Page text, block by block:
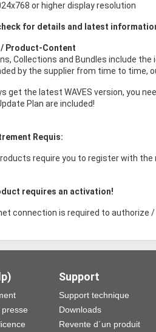
or higher display resolution
for details and latest
/ Product-Content
Collections and Bundles include
by the supplier from time to time,
get the latest WAVES version, you
Plan are included!
Requis:
require you to register with
requires an activation!
connection is required to authorize
Support
Support technique
Downloads
Revente d´un produit